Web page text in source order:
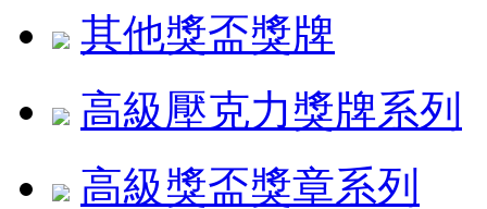
其他獎盃獎牌
高級壓克力獎牌系列
高級獎盃獎章系列